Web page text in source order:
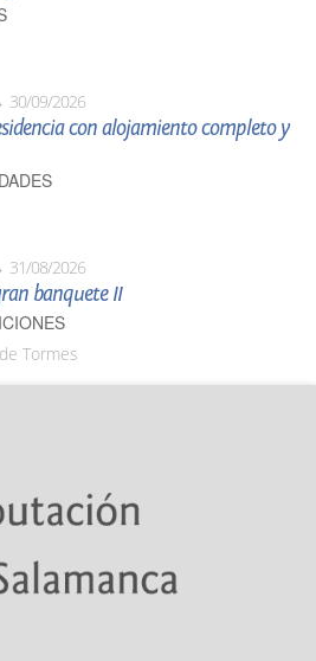
30/09/2026
con alojamiento completo y
31/08/2026
banquete II
Tormes